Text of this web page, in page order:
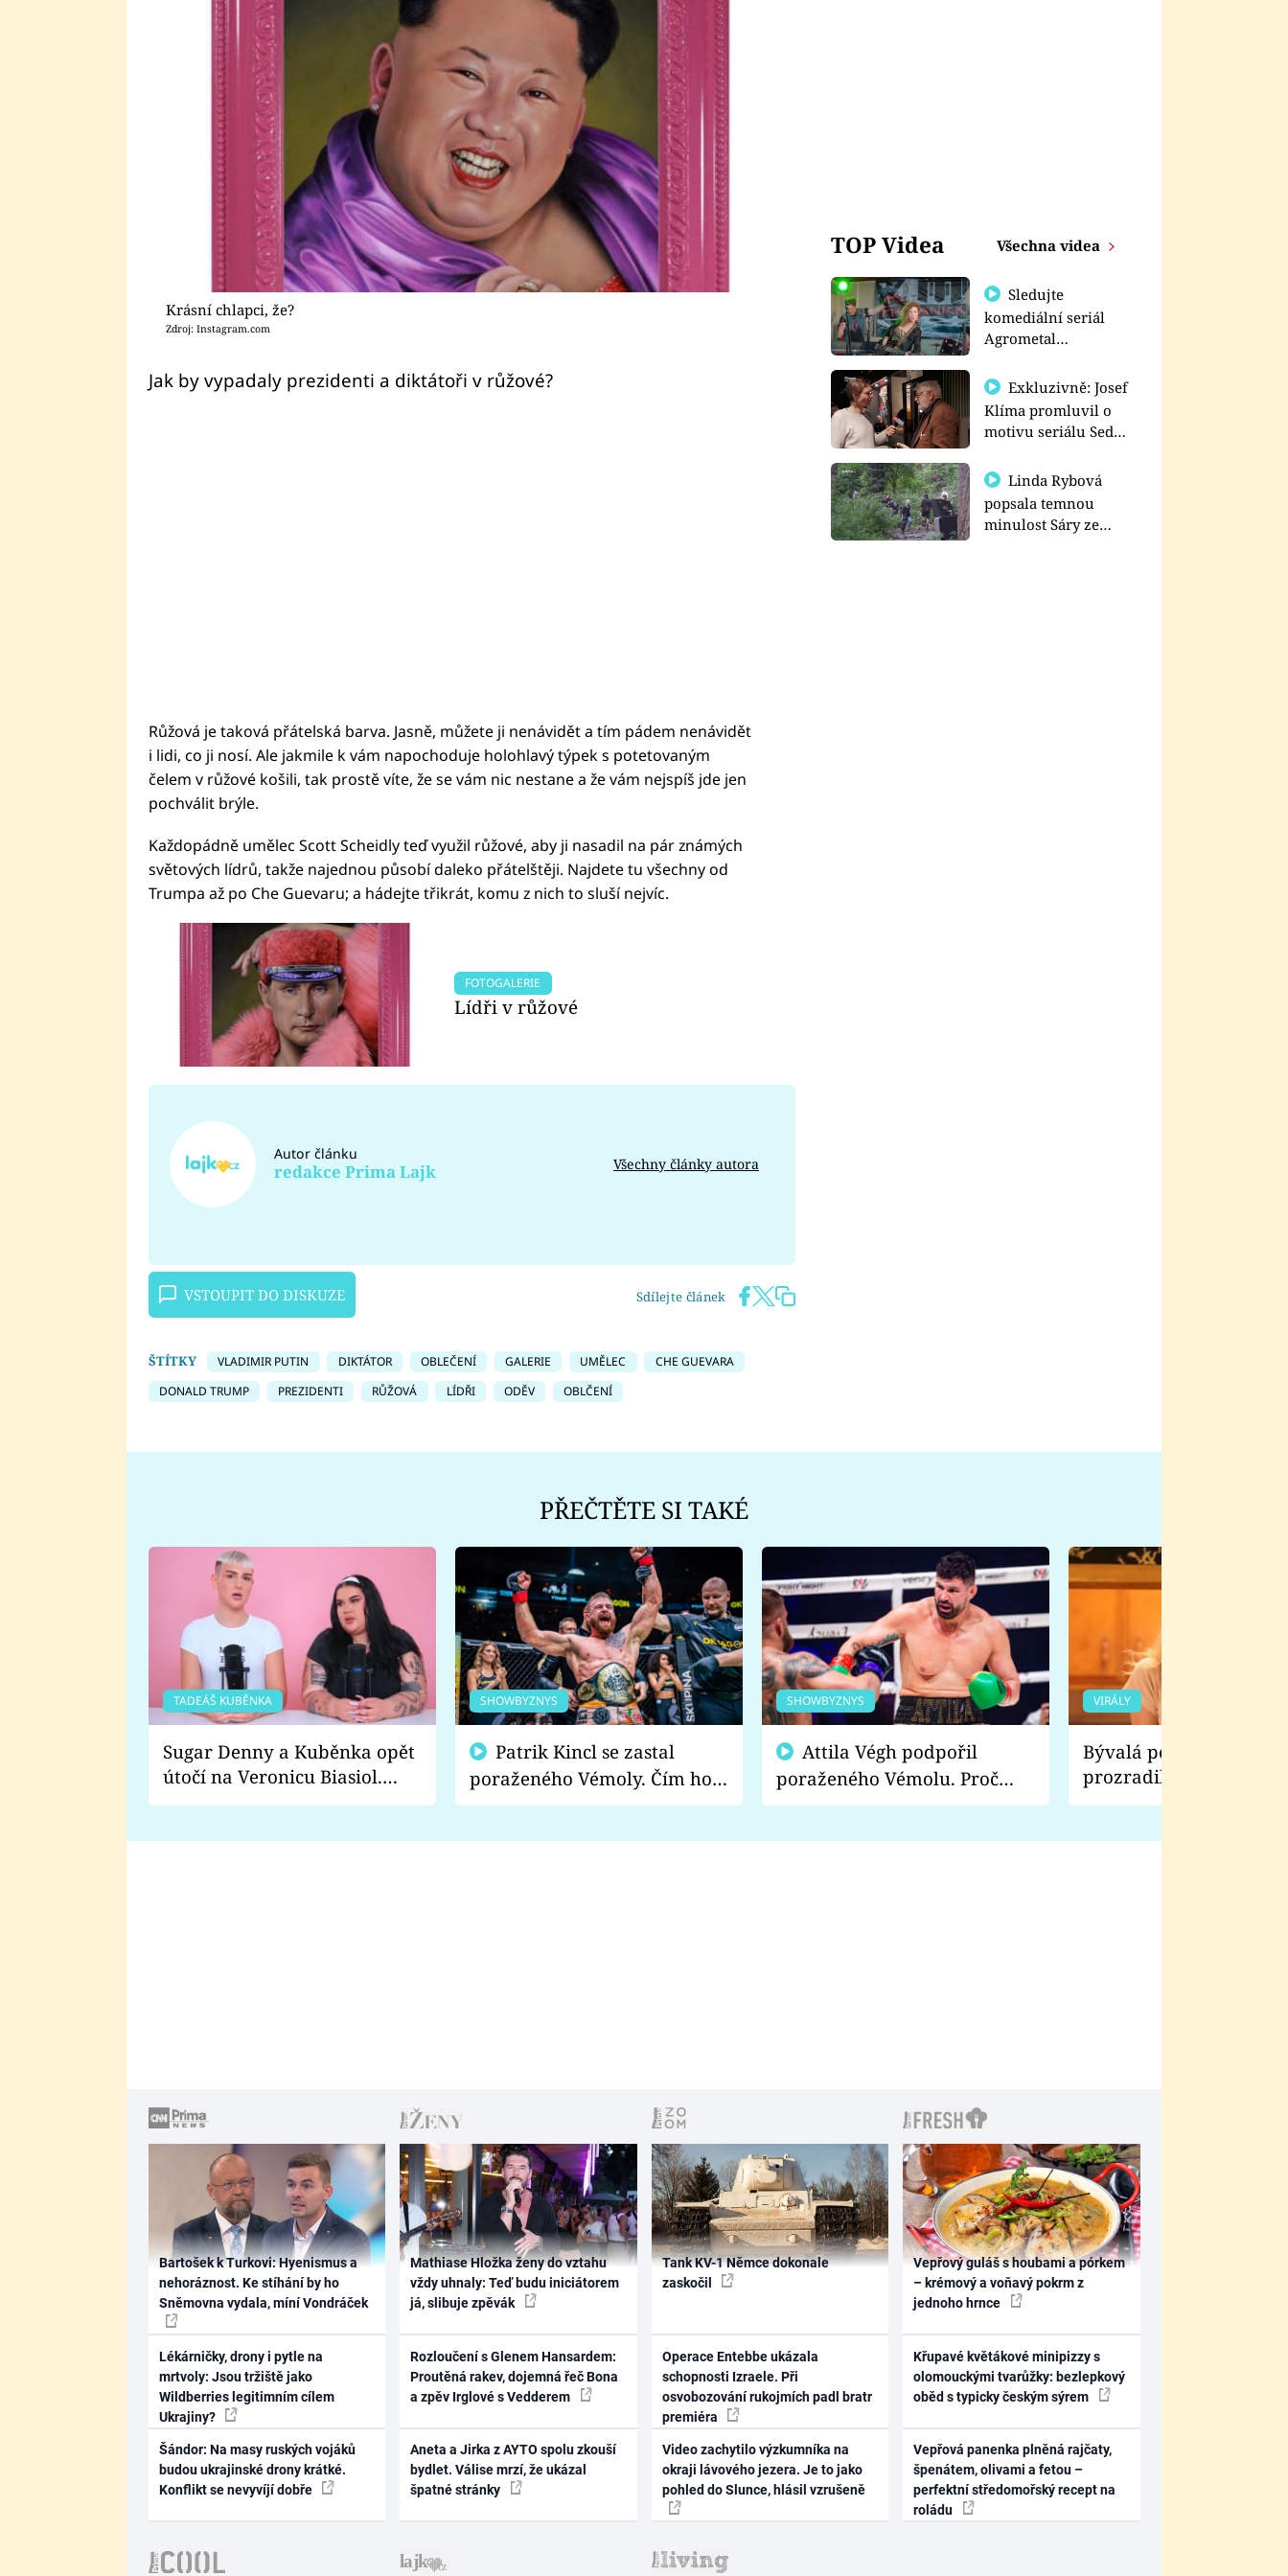
Krásní chlapci, že?
Zdroj: Instagram.com
Jak by vypadaly prezidenti a diktátoři v růžové?
Růžová je taková přátelská barva. Jasně, můžete ji nenávidět a tím pádem nenávidět
i lidi, co ji nosí. Ale jakmile k vám napochoduje holohlavý týpek s potetovaným
čelem v růžové košili, tak prostě víte, že se vám nic nestane a že vám nejspíš jde jen
pochválit brýle.
Každopádně umělec Scott Scheidly teď využil růžové, aby ji nasadil na pár známých
světových lídrů, takže najednou působí daleko přátelštěji. Najdete tu všechny od
Trumpa až po Che Guevaru; a hádejte třikrát, komu z nich to sluší nejvíc.
FOTOGALERIE
Lídři v růžové
Autor článku
redakce Prima Lajk Všechny články autora
VSTOUPIT DO DISKUZE Sdílejte článek
ŠTÍTKY VLADIMIR PUTIN DIKTÁTOR OBLEČENÍ GALERIE UMĚLEC
CHE GUEVARA
DONALD TRUMP
PREZIDENTI RŮŽOVÁ LÍDŘI ODĚV OBLČENÍ
TOP Videa Všechna videa
Sledujte
komediální seriál
Agrometal
prima+
Exkluzivně: Josef
Klíma promluvil o
motivu seriálu Sedm
Linda Rybová
popsala temnou
minulost Sáry ze
PŘEČTĚTE SI TAKÉ
TADEÁŠ KUBĚNKA
Sugar Denny a Kuběnka opět
útočí na Veronicu Biasiol.
Proč je podle nich falešná a
SHOWBYZNYS
poraženého Vémoly. Čím ho
fanoušci naštvali?
SHOWBYZNYS
poraženého Vémolu. Proč
chce raději zápasit s ním než
VIRÁLY
Bývalá pornoherečka
prozradila, co ji
natáčení Euforie.
Bartošek k Turkovi: Hyenismus a
nehoráznost. Ke stíhání by ho
Sněmovna vydala, míní Vondráček
Lékárničky, drony i pytle na
mrtvoly: Jsou tržiště jako
Wildberries legitimním cílem
Ukrajiny?
Šándor: Na masy ruských vojáků
budou ukrajinské drony krátké.
Konflikt se nevyvíjí dobře
Mathiase Hložka ženy do vztahu
vždy uhnaly: Teď budu iniciátorem
já, slibuje zpěvák
Rozloučení s Glenem Hansardem:
Proutěná rakev, dojemná řeč Bona
a zpěv Irglové s Vedderem
Aneta a Jirka z AYTO spolu zkouší
bydlet. Válise mrzí, že ukázal
špatné stránky
Tank KV-1 Němce dokonale
zaskočil
Operace Entebbe ukázala
schopnosti Izraele. Při
osvobozování rukojmích padl bratr
premiéra
Video zachytilo výzkumníka na
okraji lávového jezera. Je to jako
pohled do Slunce, hlásil vzrušeně
Vepřový guláš s houbami a pórkem
– krémový a voňavý pokrm z
jednoho hrnce
Křupavé květákové minipizzy s
olomouckými tvarůžky: bezlepkový
oběd s typicky českým sýrem
Vepřová panenka plněná rajčaty,
špenátem, olivami a fetou –
perfektní středomořský recept na
roládu